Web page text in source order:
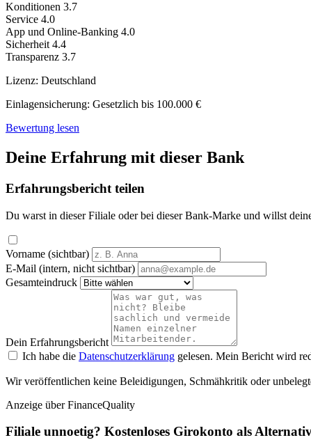
Konditionen 3.7
Service 4.0
App und Online-Banking 4.0
Sicherheit 4.4
Transparenz 3.7
Lizenz: Deutschland
Einlagensicherung: Gesetzlich bis 100.000 €
Bewertung lesen
Deine Erfahrung mit dieser Bank
Erfahrungsbericht teilen
Du warst in dieser Filiale oder bei dieser Bank-Marke und willst
Vorname (sichtbar)
E-Mail (intern, nicht sichtbar)
Gesamteindruck
Dein Erfahrungsbericht
Ich habe die Datenschutzerklärung gelesen. Mein Bericht wird
Wir veröffentlichen keine Beleidigungen, Schmähkritik oder
Anzeige über FinanceQuality
Filiale unnoetig? Kostenloses Girokonto als